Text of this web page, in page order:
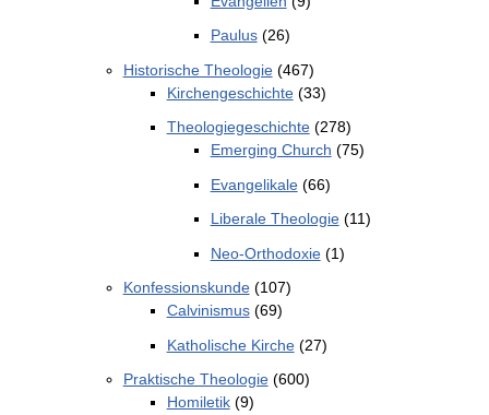
Paulus(26)
Historische Theologie(467)
Kirchengeschichte(33)
Theologiegeschichte(278)
Emerging Church (75)
Evangelikale(66)
Liberale Theologie(11)
Neo-Orthodoxie(1)
Konfessionskunde(107)
Calvinismus(69)
Katholische Kirche(27)
Praktische Theologie(600)
Homiletik(9)